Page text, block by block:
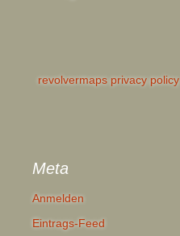
revolvermaps privacy policy
Meta
Anmelden
Eintrags-Feed